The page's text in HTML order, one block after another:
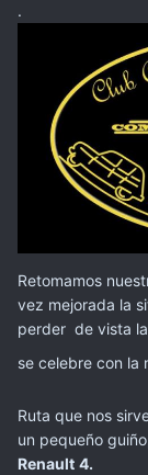
.
Retomamos
vez mejorada la
perder de vista
se celebre con la
Ruta que nos
un pequeño
Renault 4.